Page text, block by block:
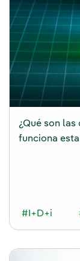
¿Qué son
funciona
#I+D+i